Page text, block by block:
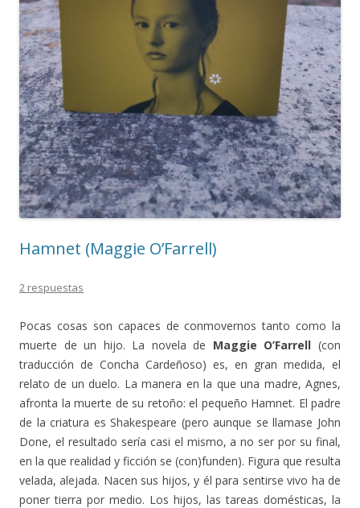
Hamnet (Maggie O’Farrell)
2 respuestas
Pocas cosas son capaces de conmovernos tanto como la
muerte de un hijo. La novela de Maggie O’Farrell (con
traducción de Concha Cardeñoso) es, en gran medida, el
relato de un duelo. La manera en la que una madre, Agnes,
afronta la muerte de su retoño: el pequeño Hamnet. El padre
de la criatura es Shakespeare (pero aunque se llamase John
Done, el resultado sería casi el mismo, a no ser por su final,
en la que realidad y ficción se (con)funden). Figura que resulta
velada, alejada. Nacen sus hijos, y él para sentirse vivo ha de
poner tierra por medio. Los hijos, las tareas domésticas, la